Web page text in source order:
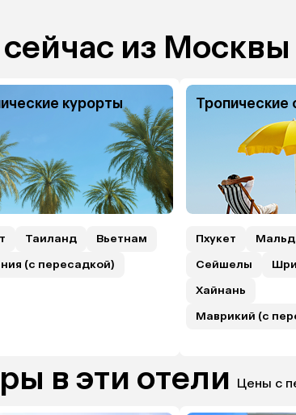
из Москвы
курорты
Таиланд
Вьетнам
(с пересадкой)
Тропические
Пхукет
Сейшелы
Хайнань
Маврикий (с
в эти отели Цены с